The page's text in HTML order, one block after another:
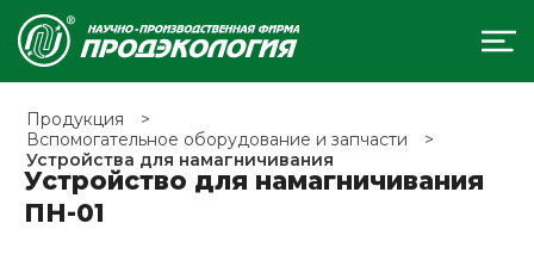
Продукция
Вспомогательное оборудование и запчасти
Устройства для намагничивания
Устройство для намагничивания
ПН-01